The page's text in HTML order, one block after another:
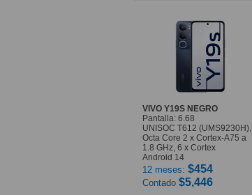
VIVO Y19S NEGRO
Pantalla: 6.68
UNISOC T612 (UMS9230H),
Octa Core 2 x Cortex-A75 a
1.8 GHz, 6 x Cortex
Android 14
12 meses: $454
Contado $5,446